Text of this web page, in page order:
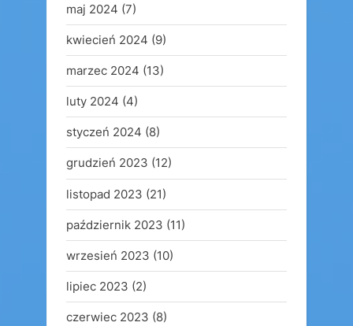
maj 2024 (7)
kwiecień 2024 (9)
marzec 2024 (13)
luty 2024 (4)
styczeń 2024 (8)
grudzień 2023 (12)
listopad 2023 (21)
październik 2023 (11)
wrzesień 2023 (10)
lipiec 2023 (2)
czerwiec 2023 (8)